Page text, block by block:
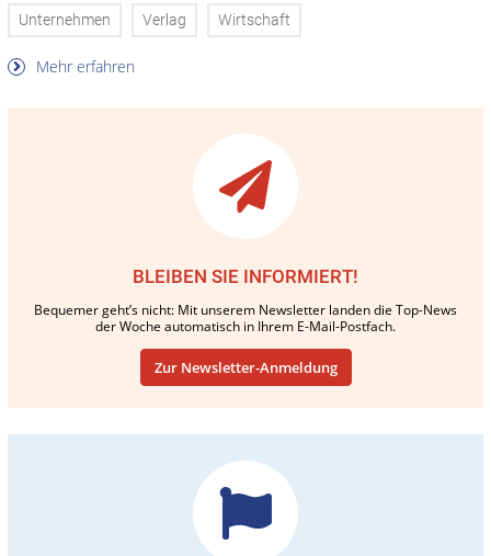
Unternehmen Verlag Wirtschaft
Mehr erfahren
BLEIBEN SIE INFORMIERT!
Bequemer geht’s nicht: Mit unserem Newsletter landen die Top-News
der Woche automatisch in Ihrem E-Mail-Postfach.
Zur Newsletter-Anmeldung